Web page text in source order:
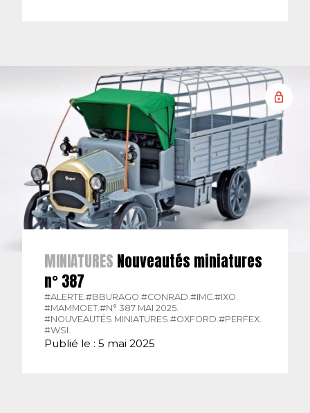
MINIATURES Nouveautés miniatures
n° 387
#ALERTE.#BBURAGO.#CONRAD.#IMC.#IXO.
#MAMMOET.#N° 387 MAI 2025.
#NOUVEAUTÉS MINIATURES.#OXFORD.#PERFEX.
#WSI.
Publié le : 5 mai 2025